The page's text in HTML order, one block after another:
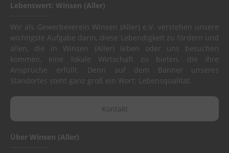
Lebenswert: Winsen (Aller)
Wir als Gewerbeverein Winsen (Aller) e.V. verstehen unsere
wichtigste Aufgabe darin, diese Lebendigkeit zu fördern und
allen, die in Winsen (Aller) leben oder uns besuchen
kommen, eine lokale Wirtschaft zu bieten, die ihre
Ansprüche erfüllt. Denn auf dem Banner unseres
Standortes steht ganz groß ein Wort: Lebensqualität.
Kontakt
Über Winsen (Aller)